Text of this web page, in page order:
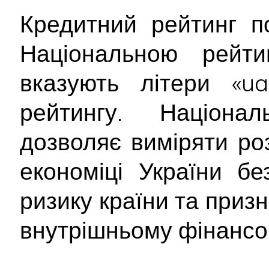
Кредитний рейтинг
Національною
вказують літери
рейтингу.
дозволяє виміряти
економіці України
ризику країни та
внутрішньому